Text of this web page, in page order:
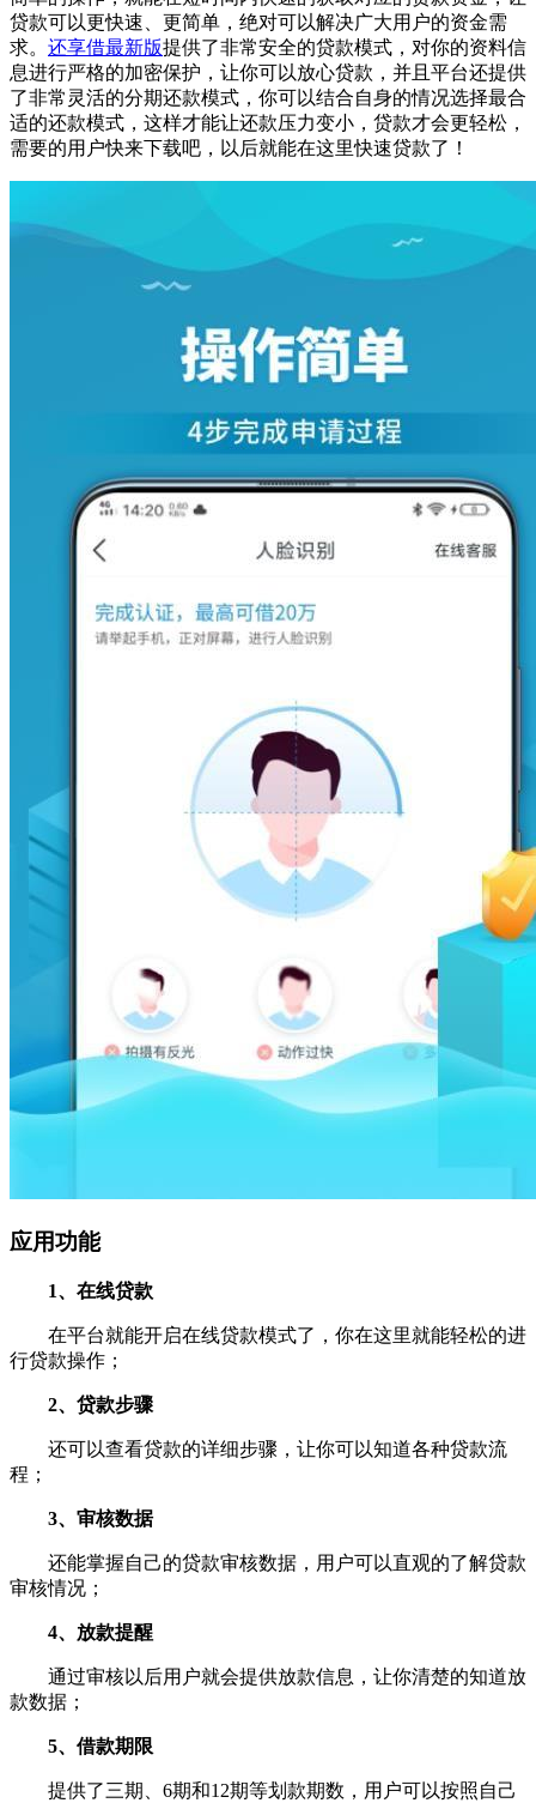
贷款可以更快速、更简单，绝对可以解决广大用户的资金需
求。 还享借最新版提供了非常安全的贷款模式，对你的资料信
息进行严格的加密保护，让你可以放心贷款，并且平台还提供
了非常灵活的分期还款模式，你可以结合自身的情况选择最合
适的还款模式，这样才能让还款压力变小，贷款才会更轻松，
需要的用户快来下载吧，以后就能在这里快速贷款了！
应用功能
1、在线贷款
在平台就能开启在线贷款模式了，你在这里就能轻松的进
行贷款操作；
2、贷款步骤
还可以查看贷款的详细步骤，让你可以知道各种贷款流
程；
3、审核数据
还能掌握自己的贷款审核数据，用户可以直观的了解贷款
审核情况；
4、放款提醒
通过审核以后用户就会提供放款信息，让你清楚的知道放
款数据；
5、借款期限
提供了三期、6期和12期等划款期数，用户可以按照自己